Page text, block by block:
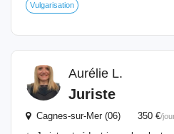
Vulgarisation
Aurélie L.
Juriste
Cagnes-sur-Mer (06) 350 €/